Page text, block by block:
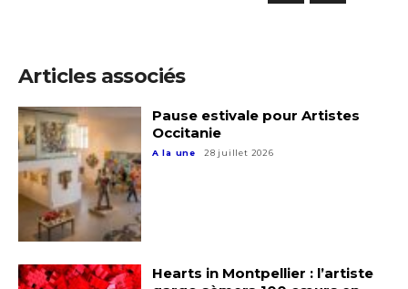
Statut / Organisation
J'accepte les termes et conditions
* Champ obligatoire
Nom
Prénom
Statut / Organisation
J'accepte lestermes et conditions
Articles associés
Pause estivale pour Artistes
Occitanie
A la une 28 juillet 2026
Hearts in Montpellier : l’artiste